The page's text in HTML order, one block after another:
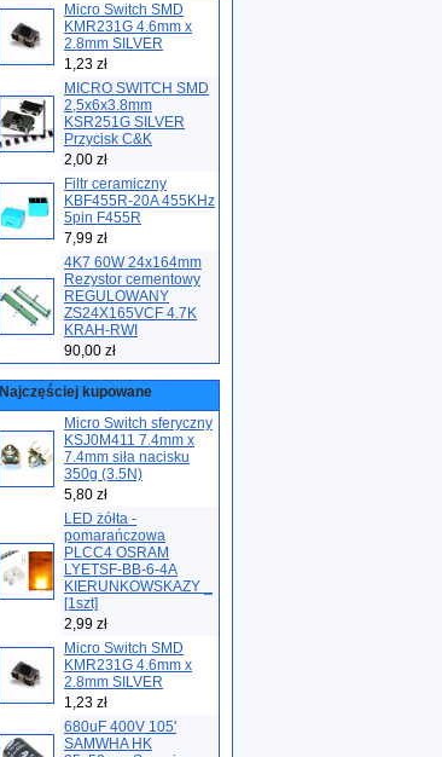
Micro Switch SMD
KMR231G 4.6mm x
2.8mm SILVER
1,23 zł
MICRO SWITCH SMD
2,5x6x3.8mm
KSR251G SILVER
Przycisk C&K
2,00 zł
Filtr ceramiczny
KBF455R-20A 455KHz
5pin F455R
7,99 zł
4K7 60W 24x164mm
Rezystor cementowy
REGULOWANY
ZS24X165VCF 4.7K
KRAH-RWI
90,00 zł
Najczęściej kupowane
Micro Switch sferyczny
KSJ0M411 7.4mm x
7.4mm siła nacisku
350g (3.5N)
5,80 zł
LED żółta -
pomarańczowa
PLCC4 OSRAM
LYETSF-BB-6-4A
KIERUNKOWSKAZY _
[1szt]
2,99 zł
Micro Switch SMD
KMR231G 4.6mm x
2.8mm SILVER
1,23 zł
680uF 400V 105'
SAMWHA HK